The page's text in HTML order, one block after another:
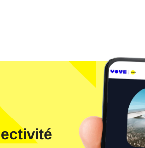
Fermer la fenêtre contextuelle
mail